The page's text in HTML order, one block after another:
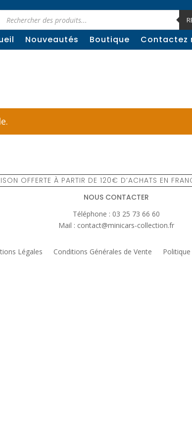
Nouveautés Boutique Contactez
OFFERTE À PARTIR DE 120€ D’ACHATS EN
NOUS CONTACTER
Téléphone : 03 25 73 66 60
Mail : contact@minicars-collection.fr
Légales Conditions Générales de Vente